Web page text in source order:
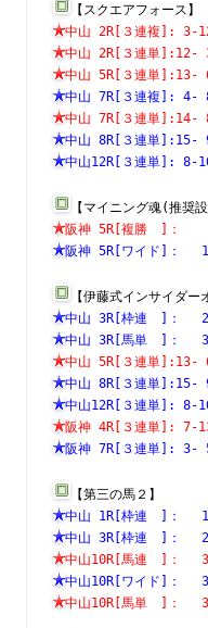
【スクエアフォース】
中山 2R[３連複
中山 2R[３連単
中山 5R[３連
中山 7R[３連
中山 7R[３連
中山 8R[３連
中山12R[３連単]: 8-
【マイニング魂(推奨
阪神 5R[複勝
阪神 5R[ワイ
【伊藤式インサイ
中山 3R[枠連
中山 3R[馬単　
中山 5R[３連
中山 8R[３連
中山12R[３連単]: 8-
阪神 4R[３連単
阪神 7R[３連
【第三の馬２】
中山 1R[枠連
中山 3R[枠連
中山10R[馬連　]：　
中山10R[ワイド]：
中山10R[馬単　]：　